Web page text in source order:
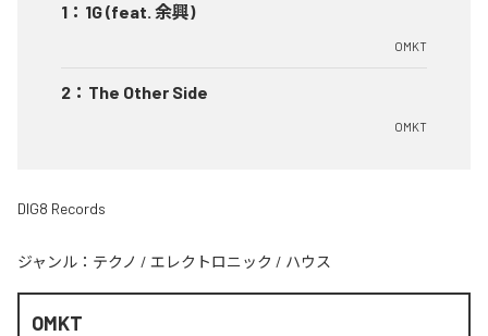
1 ： 1G (feat. 余興)
OMKT
2 ： The Other Side
OMKT
DIG8 Records
ジャンル： テクノ / エレクトロニック / ハウス
OMKT